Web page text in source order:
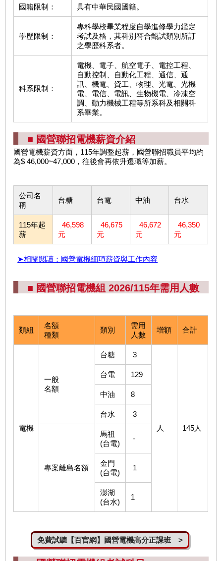
國籍限制： 具有中華民國國籍。
學歷限制：
專科學校畢業程度自學進修學力鑑定
考試及格，其科別符合甄試類別所訂
之學歷科系者。
科系限制：
電機、電子、航空電子、電控工程、
自動控制、自動化工程、通信、通
訊、機電、資工、物理、光電、光機
電、電信、電訊、生物機電、冷凍空
調、動力機械工程等所系科及相關科
系畢業。
■ 國營聯招電機薪資介紹
國營電機薪資方面，115年調整起薪，國營聯招職員平均約
為$ 46,000~47,000，往後會再依升遷職等加薪。
公司名
稱
台糖 台電 中油 台水
115年起
薪
46,598
元
46,675
元
46,672
元
46,350
元
➤相關閱讀：國營電機細項薪資與工作內容
■ 國營聯招電機組 2026/115年需用人數
類組
名額
種類
類別
需用
人數
增額 合計
電機
一般
名額
台糖 3
人 145人
台電 129
中油 8
台水 3
專案離島名額
馬祖
(台電)
-
金門
(台電)
1
澎湖
(台水)
1
免費試聽【百官網】國營電機高分正課班 >